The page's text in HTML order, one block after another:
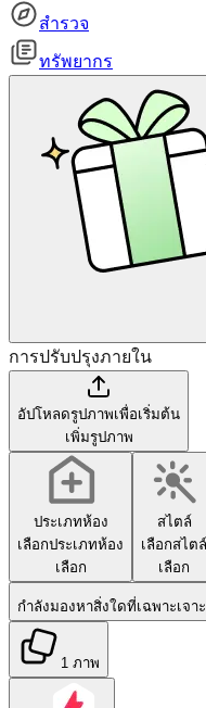
สำรวจ
ทรัพยากร
การปรับปรุงภายใน
อัปโหลดรูปภาพเพื่อเริ่มต้น
เพิ่มรูปภาพ
ประเภทห้อง
เลือกประเภทห้อง
เลือก
สไตล์
เลือกสไตล์
เลือก
กำลังมองหาสิ่งใดที่เฉพาะเจา
1 ภาพ